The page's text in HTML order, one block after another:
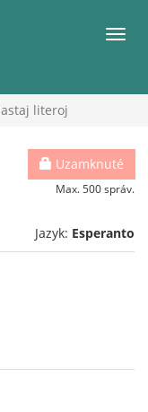
literoj
Uzamknuté
Max. 500 správ.
Jazyk: Esperanto